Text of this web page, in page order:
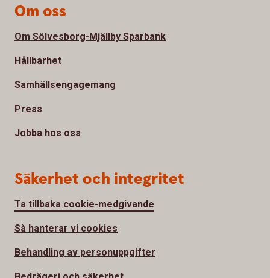
Om oss
Om Sölvesborg-Mjällby Sparbank
Hållbarhet
Samhällsengagemang
Press
Jobba hos oss
Säkerhet och integritet
Ta tillbaka cookie-medgivande
Så hanterar vi cookies
Behandling av personuppgifter